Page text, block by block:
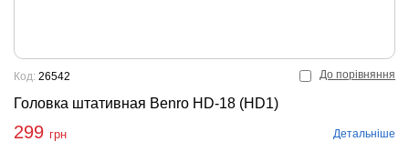
До порівняння
Головка штативная Benro HD-18 (HD1)
Код: 26542
299 грн Детальніше